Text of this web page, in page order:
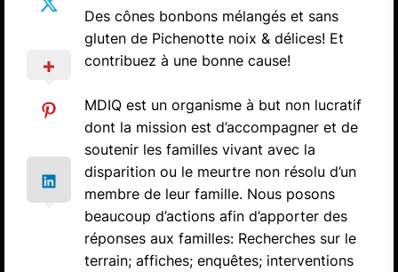
Des cônes bonbons mélangés et sans
gluten de Pichenotte noix & délices! Et
contribuez à une bonne cause!
MDIQ est un organisme à but non lucratif
dont la mission est d’accompagner et de
soutenir les familles vivant avec la
disparition ou le meurtre non résolu d’un
membre de leur famille. Nous posons
beaucoup d’actions afin d’apporter des
réponses aux familles: Recherches sur le
terrain; affiches; enquêtes; interventions